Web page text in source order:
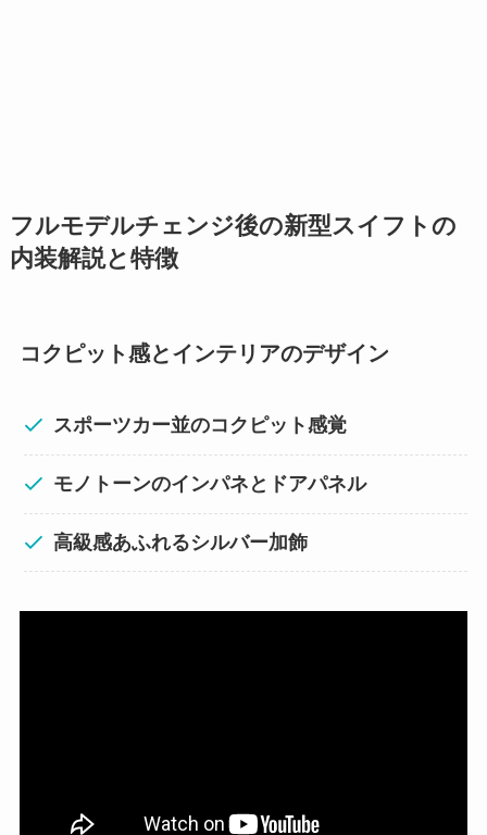
フルモデルチェンジ後の新型スイフトの
内装解説と特徴
コクピット感とインテリアのデザイン
スポーツカー並のコクピット感覚
モノトーンのインパネとドアパネル
高級感あふれるシルバー加飾